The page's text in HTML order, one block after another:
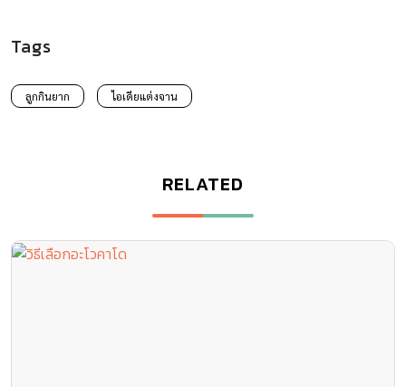
Tags
ลูกกินยาก ไอเดียแต่งจาน
RELATED